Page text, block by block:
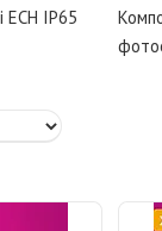
ECH IP65